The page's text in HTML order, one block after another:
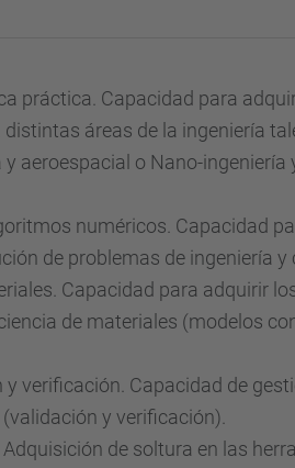
práctica. Capacidad para
áreas de la ingeniería
aeroespacial o Nano-ingeniería
numéricos. Capacidad
de problemas de ingeniería y
Capacidad para adquirir
de materiales (modelos
verificación. Capacidad de
y verificación).
de soltura en las